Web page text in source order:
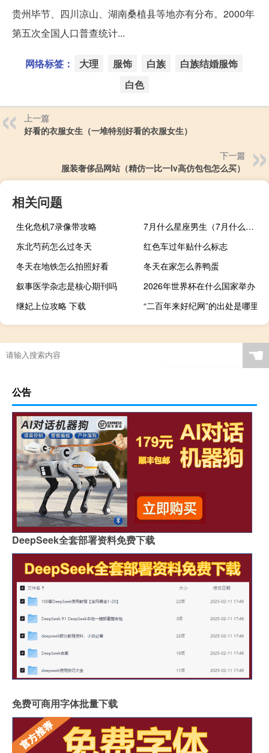
贵州毕节、四川凉山、湖南桑植县等地亦有分布。2000年
第五次全国人口普查统计...
网络标签： 大理 服饰 白族
白族结婚服饰
白色
上一篇
好看的衣服女生（一堆特别好看的衣服女生）
下一篇
服装奢侈品网站（精仿一比一lv高仿包包怎么买）
相关问题
生化危机7录像带攻略
7月什么星座男生（7月什么星座）
东北芍药怎么过冬天
红色车过年贴什么标志
冬天在地铁怎么拍照好看
冬天在家怎么养鸭蛋
叙事医学杂志是核心期刊吗
2026年世界杯在什么国家举办
继妃上位攻略 下载
“二百年来好纪网”的出处是哪里
☚
公告
DeepSeek全套部署资料免费下载
免费可商用字体批量下载